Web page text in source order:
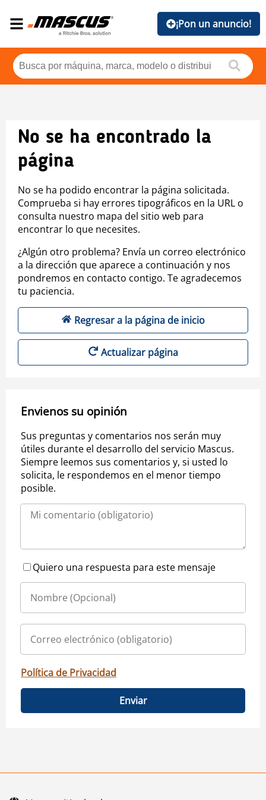
¡Pon un anuncio!
No se ha encontrado la
página
No se ha podido encontrar la página solicitada.
Comprueba si hay errores tipográficos en la URL o
consulta nuestro mapa del sitio web para
encontrar lo que necesites.
¿Algún otro problema? Envía un correo electrónico
a la dirección que aparece a continuación y nos
pondremos en contacto contigo. Te agradecemos
tu paciencia.
Regresar a la página de inicio
Actualizar página
Envienos su opinión
Sus preguntas y comentarios nos serán muy
útiles durante el desarrollo del servicio Mascus.
Siempre leemos sus comentarios y, si usted lo
solicita, le respondemos en el menor tiempo
posible.
Quiero una respuesta para este mensaje
Política de Privacidad
Enviar